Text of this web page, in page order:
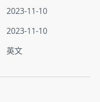
2023-11-10
2023-11-10
英文